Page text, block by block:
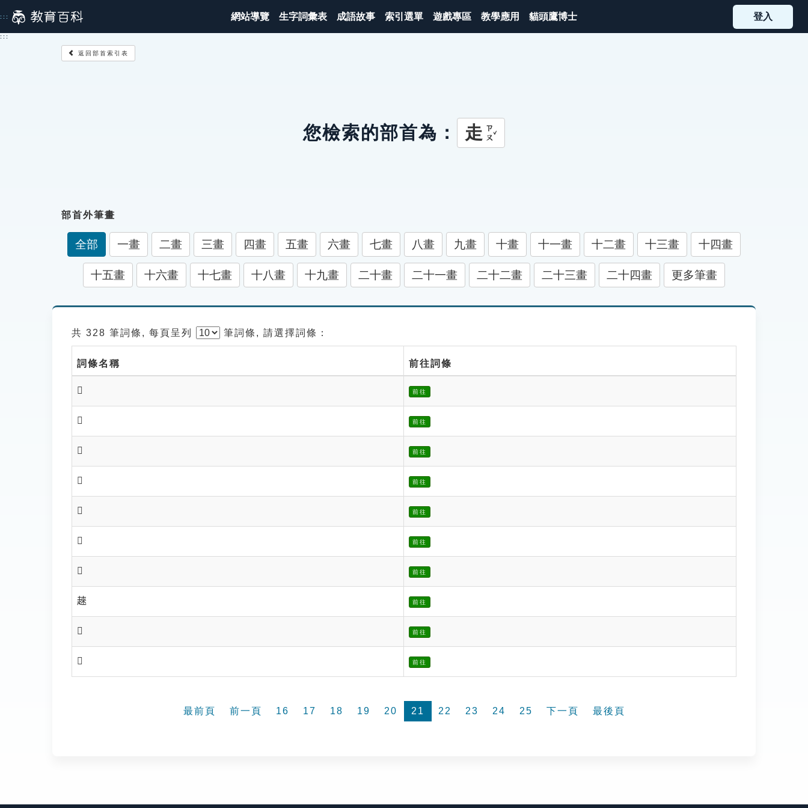
到
主
::: 網站導覽 生字詞彙表 成語故事 索引選單 遊戲專區 教學應用 貓頭鷹博士 登入
:::
返回部首索引表
您檢索的部首為： 走 ㄗㄡˇ
部首外筆畫
全部 一畫 二畫 三畫 四畫 五畫 六畫 七畫 八畫 九畫 十畫 十一畫 十二畫 十三畫 十四畫
十五畫 十六畫 十七畫 十八畫 十九畫 二十畫 二十一畫 二十二畫 二十三畫 二十四畫 更多筆畫
共 328 筆詞條, 每頁呈列 筆詞條, 請選擇詞條：
詞條名稱 前往詞條
𧼝 前往
𧼕 前往
𧼖 前往
𧼗 前往
𧼘 前往
𧼙 前往
𧼚 前往
𧼛 前往
𧼜 前往
𧼞 前往
最前頁 前一頁 16 17 18 19 20 21 22 23 24 25 下一頁 最後頁